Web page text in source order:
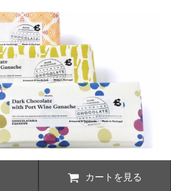
カートを見る